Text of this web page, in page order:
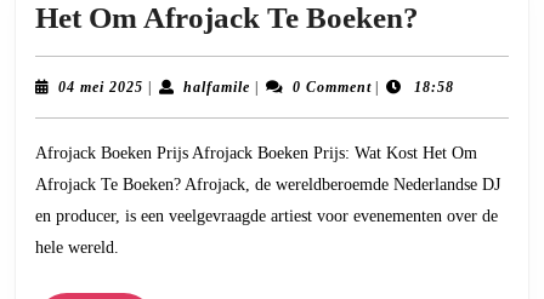
Het Om Afrojack Te Boeken?
Afrojack:
Wat
Kost
Het
Om
04 mei 2025 04
halfamilehalfamile0 Comment 18:58
Afrojack Boeken Prijs Afrojack Boeken Prijs: Wat Kost Het Om
Afrojack Te Boeken? Afrojack, de wereldberoemde Nederlandse DJ
en producer, is een veelgevraagde artiest voor evenementen over de
hele wereld.